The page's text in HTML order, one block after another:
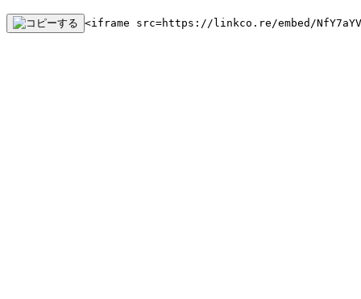
<iframe src=https://linkco.re/embed/